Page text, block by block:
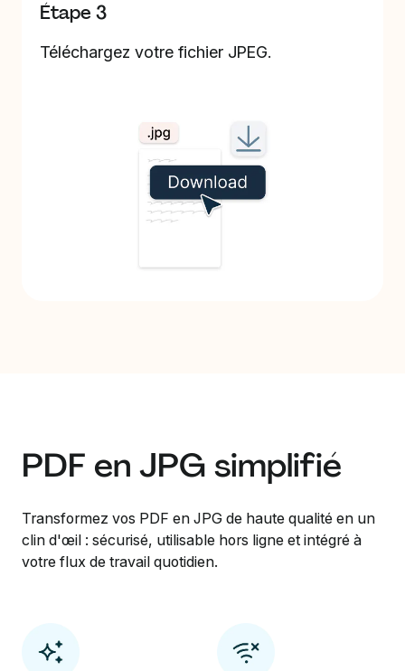
Étape 3
Téléchargez votre fichier JPEG.
PDF en JPG simplifié
Transformez vos PDF en JPG de haute qualité en un
clin d'œil : sécurisé, utilisable hors ligne et intégré à
votre flux de travail quotidien.